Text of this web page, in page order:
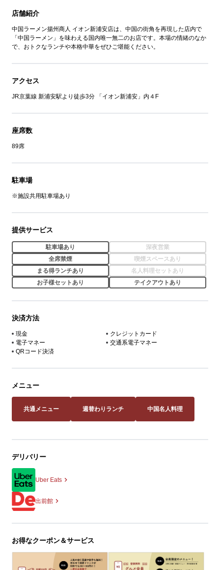
店舗紹介
中国ラーメン揚州商人 イオン新浦安店は、中国の街角を再現した店内で
「中国ラーメン」を味わえる国内唯一無二のお店です。本場の情緒のなか
で、おトクなランチや本格中華をぜひご堪能ください。
アクセス
JR京葉線 新浦安駅より徒歩3分 「イオン新浦安」内４F
座席数
89席
駐車場
※施設共用駐車場あり
提供サービス
駐車場あり
深夜営業
全席禁煙
喫煙スペースあり
まる得ランチあり
名人料理セットあり
お子様セットあり
テイクアウトあり
決済方法
現金
クレジットカード
電子マネー
交通系電子マネー
QRコード決済
メニュー
共通メニュー 週替わりランチ 中国名人料理
デリバリー
Uber Eats
出前館
お得なクーポン＆サービス